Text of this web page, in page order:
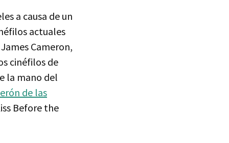
a causa de un
actuales
Cameron,
cinéfilos de
la mano del
de las
Before the